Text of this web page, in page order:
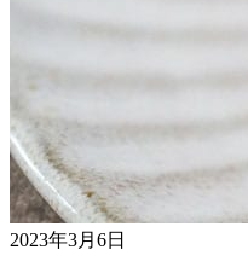
2023年3月6日